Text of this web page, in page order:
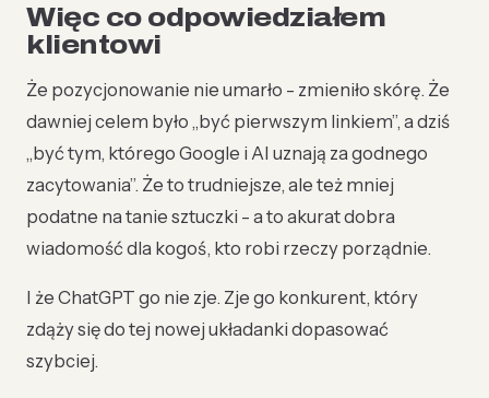
Więc co odpowiedziałem
klientowi
Że pozycjonowanie nie umarło - zmieniło skórę. Że
dawniej celem było „być pierwszym linkiem”, a dziś
„być tym, którego Google i AI uznają za godnego
zacytowania”. Że to trudniejsze, ale też mniej
podatne na tanie sztuczki - a to akurat dobra
wiadomość dla kogoś, kto robi rzeczy porządnie.
I że ChatGPT go nie zje. Zje go konkurent, który
zdąży się do tej nowej układanki dopasować
szybciej.